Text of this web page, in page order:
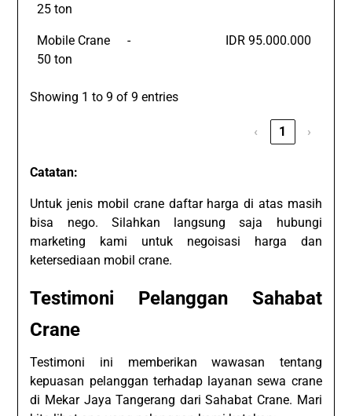
25 ton
Mobile Crane
50 ton
- IDR 95.000.000
Showing 1 to 9 of 9 entries
‹ 1 ›
Catatan:
Untuk jenis mobil crane daftar harga di atas masih
bisa nego. Silahkan langsung saja hubungi
marketing kami untuk negoisasi harga dan
ketersediaan mobil crane.
Testimoni Pelanggan Sahabat
Crane
Testimoni ini memberikan wawasan tentang
kepuasan pelanggan terhadap layanan sewa crane
di Mekar Jaya Tangerang dari Sahabat Crane. Mari